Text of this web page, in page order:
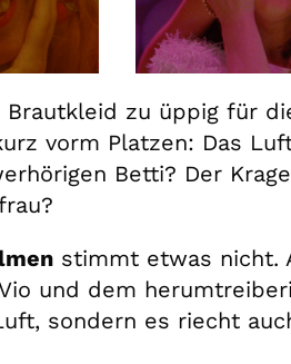
zu üppig für
vorm Platzen: Das
Betti? Der
stimmt etwas nicht.
und dem
sondern es riecht